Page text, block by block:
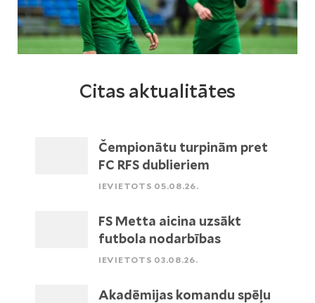
Citas aktualitātes
Čempionātu turpinām pret
FC RFS dublieriem
IEVIETOTS 05.08.26.
FS Metta aicina uzsākt
futbola nodarbības
IEVIETOTS 03.08.26.
Akadēmijas komandu spēļu